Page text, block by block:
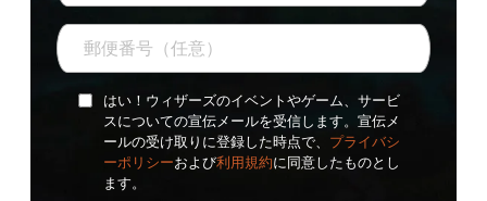
はい！ウィザーズのイベントやゲーム、サービ
スについての宣伝メールを受信します。宣伝メ
ールの受け取りに登録した時点で、 プライバシ
ーポリシーおよび利用規約に同意したものとし
ます。